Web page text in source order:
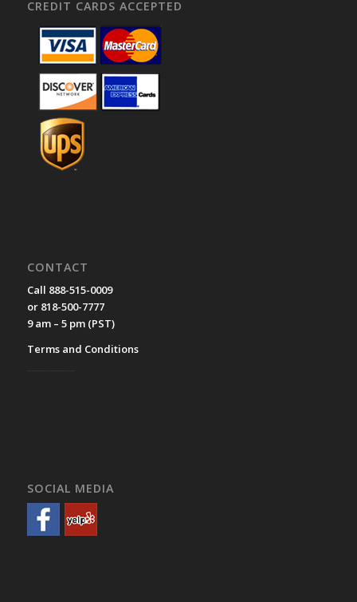
CREDIT CARDS ACCEPTED
CONTACT
Call 888-515-0009
or 818-500-7777
9 am – 5 pm (PST)
Terms and Conditions
SOCIAL MEDIA